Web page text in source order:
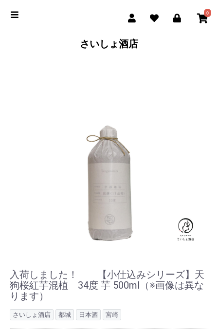
0
さいしょ酒店
入荷しました！ 【小仕込みシリーズ】天
狗桜紅芋混植 34度 芋 500ml（※画像は異な
ります）
さいしょ酒店 都城 日本酒 宮崎